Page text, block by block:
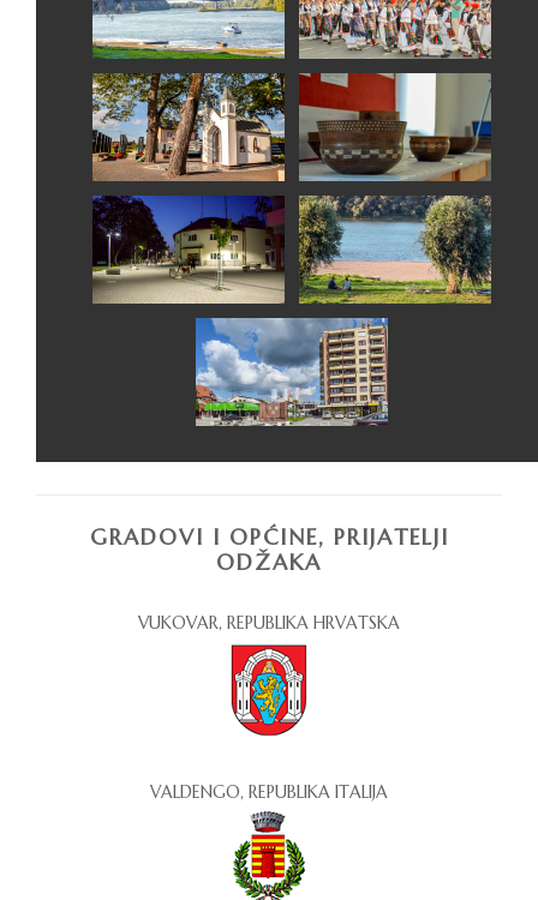
GRADOVI I OPĆINE, PRIJATELJI
ODŽAKA
VUKOVAR, REPUBLIKA HRVATSKA
VALDENGO, REPUBLIKA ITALIJA